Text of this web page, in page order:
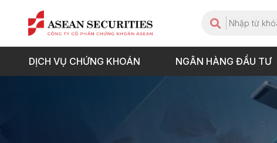
DỊCH VỤ CHỨNG KHOÁN NGÂN HÀNG ĐẦU TƯ